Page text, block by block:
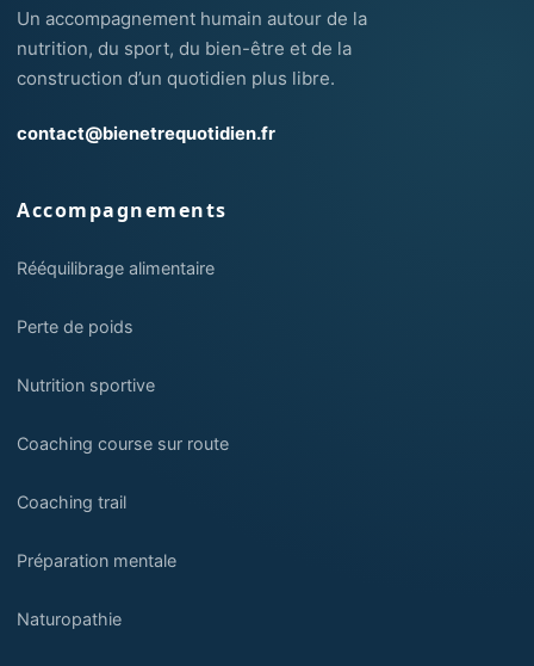
Un accompagnement humain autour de la
nutrition, du sport, du bien-être et de la
construction d’un quotidien plus libre.
contact@bienetrequotidien.fr
Accompagnements
Rééquilibrage alimentaire
Perte de poids
Nutrition sportive
Coaching course sur route
Coaching trail
Préparation mentale
Naturopathie